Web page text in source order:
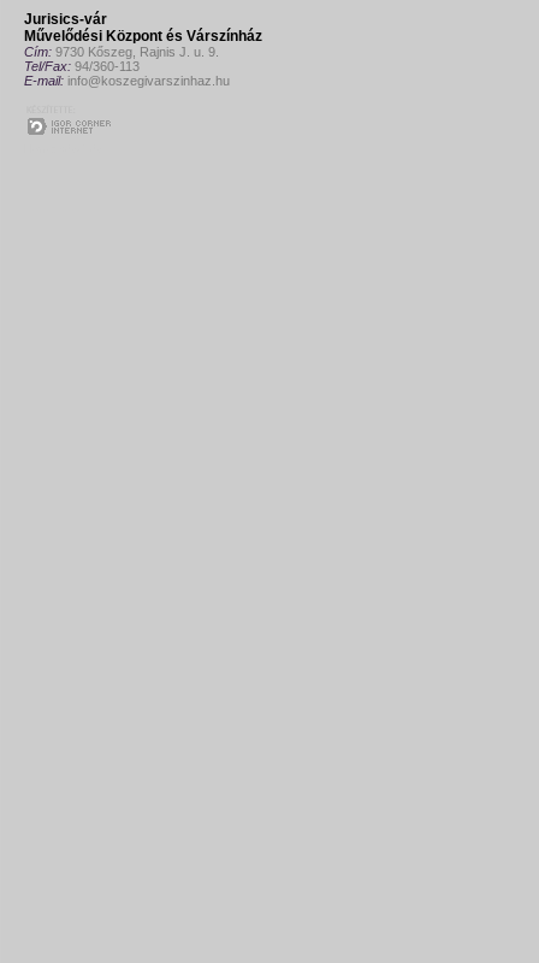
Jurisics-vár
Művelődési Központ és Várszínház
Cím: 9730 Kőszeg, Rajnis J. u. 9.
Tel/Fax: 94/360-113
E-mail: info@koszegivarszinhaz.hu